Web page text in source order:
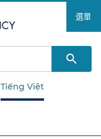
選單​​
Tiếng Việt